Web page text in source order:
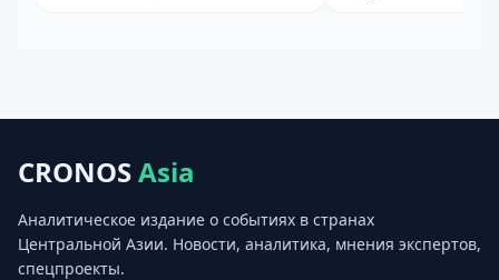
CRONOSAsia
Аналитическое издание о событиях в странах
Центральной Азии. Новости, аналитика, мнения экспертов,
спецпроекты.